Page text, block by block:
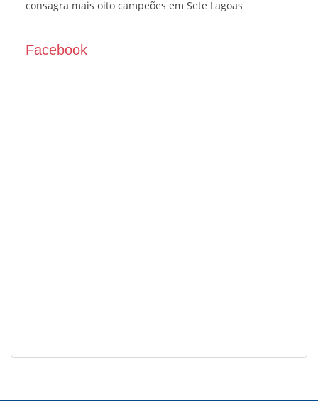
consagra mais oito campeões em Sete Lagoas
Facebook